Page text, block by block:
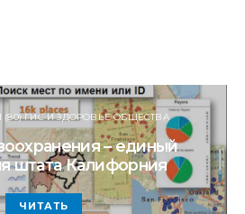
(80) ГИС И ЗДОРОВЬЕ ОБЩЕСТВА
– единый
штата Калифорния
ЧИТАТЬ